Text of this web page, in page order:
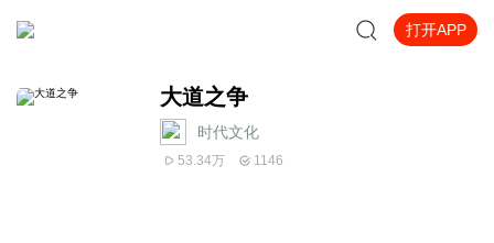
打开APP
大道之争
时代文化
53.34万 1146